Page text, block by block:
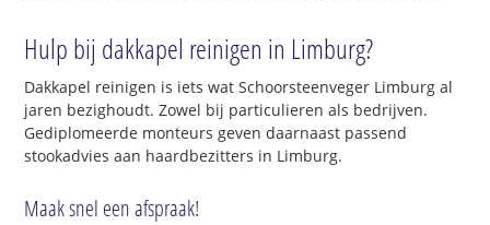
Hulp bij dakkapel reinigen in Limburg?
Dakkapel reinigen is iets wat Schoorsteenveger Limburg al
jaren bezighoudt. Zowel bij particulieren als bedrijven.
Gediplomeerde monteurs geven daarnaast passend
stookadvies aan haardbezitters in Limburg.
Maak snel een afspraak!